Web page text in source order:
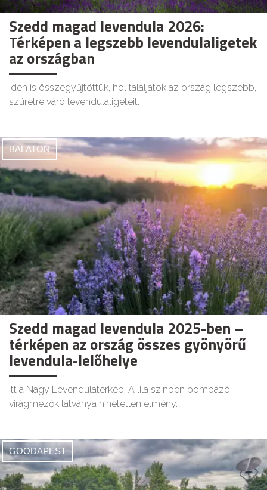
Szedd magad levendula 2026:
Térképen a legszebb levendulaligetek
az országban
Idén is összegyűjtöttük, hol találjátok az ország legszebb,
szüretre váró levendulaligeteit.
BALATON
Szedd magad levendula 2025-ben –
térképen az ország összes gyönyörű
levendula-lelőhelye
Itt a Nagy Levendulatérkép! A lila színben pompázó
virágmezők látványa hihetetlen élmény.
GOODAPEST